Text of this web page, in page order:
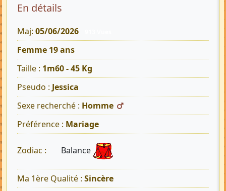
En détails
Maj: 05/06/2026
Femme 19 ans
Taille : 1m60 - 45 Kg
Pseudo : Jessica
Sexe recherché : Homme
Préférence : Mariage
Zodiac : Balance
Ma 1ère Qualité : Sincère